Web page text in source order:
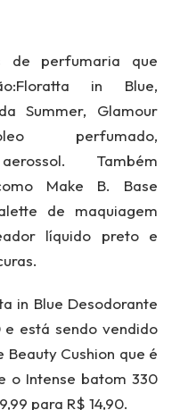
de perfumaria que
in Blue,
Summer, Glamour
perfumado,
Também
Make B. Base
de maquiagem
líquido preto e
in Blue Desodorante
e está sendo vendido
Beauty Cushion que é
o Intense batom 330
para R$ 14,90.